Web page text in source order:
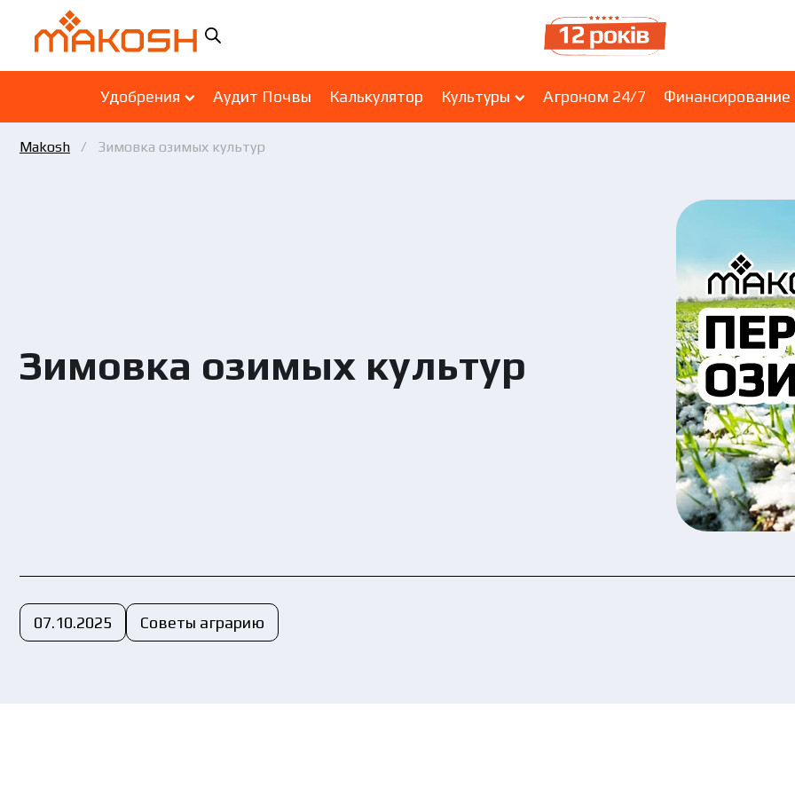
Удобрения Аудит Почвы Калькулятор Культуры Агроном 24/7 Финансирование
Makosh Зимовка озимых культур
Зимовка озимых культур
07.10.2025 Советы аграрию
Вы ознакомились и соглашаетесь с политикой